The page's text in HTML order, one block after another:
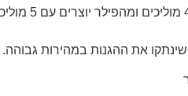
את ההגנות במהירות גבוהה.